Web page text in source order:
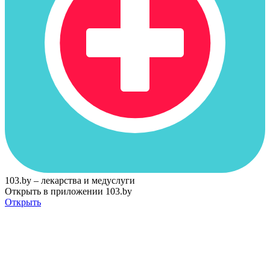
103.by – лекарства и медуслуги
Открыть в приложении 103.by
Открыть